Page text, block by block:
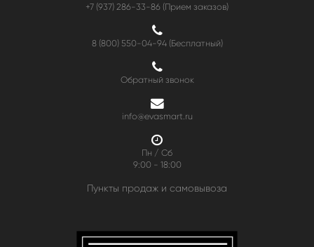
+7 (937) 286-33-86 (Прием заказов)
8 (800) 550-04-94(Бесплатный)
Обратный звонок
info@evasmart.ru
Пн / Сб
9:00 - 18:00
Пункты продаж и самовывоза